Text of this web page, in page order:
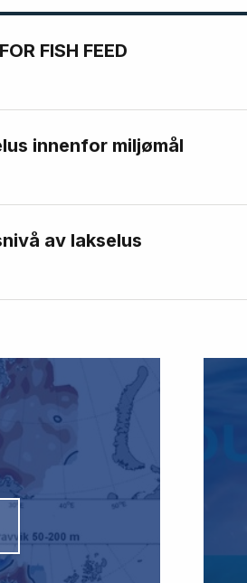
FISH FEED
innenfor miljømål
av lakselus